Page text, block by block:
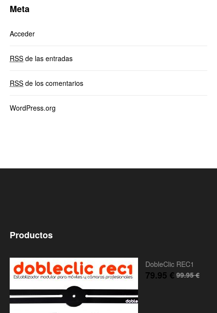
Meta
Acceder
RSS de las entradas
RSS de los comentarios
WordPress.org
Productos
DobleClic REC1
99.95€
79.95 €